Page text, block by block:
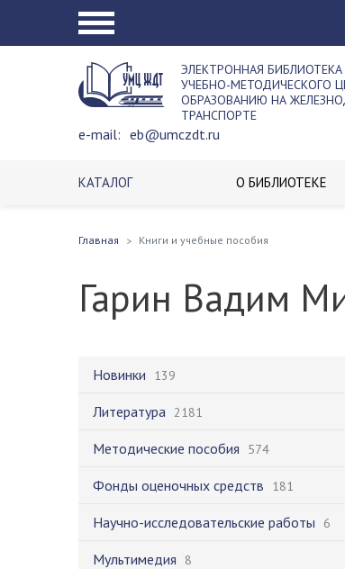
ЭЛЕКТРОННАЯ БИБЛИОТЕКА
УЧЕБНО-МЕТОДИЧЕСКОГО
ОБРАЗОВАНИЮ НА
ТРАНСПОРТЕ
e-mail: eb@umczdt.ru
КАТАЛОГ О БИБЛИОТЕКЕ
Главная Книги и учебные пособия
Гарин Вадим
Новинки 139
Литература 2181
Методические пособия 574
Фонды оценочных средств 181
Научно-исследовательские работы 6
Мультимедия 8